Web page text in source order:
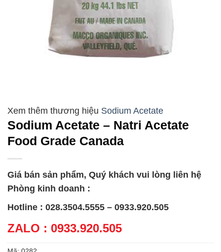
Sodium Acetate
Sodium Acetate – Natri Acetate
Food Grade Canada
Giá bán sản phẩm, Quý khách vui lòng liên hệ
Phòng kinh doanh :
Hotline : 028.3504.5555 – 0933.920.505
ZALO : 0933.920.505